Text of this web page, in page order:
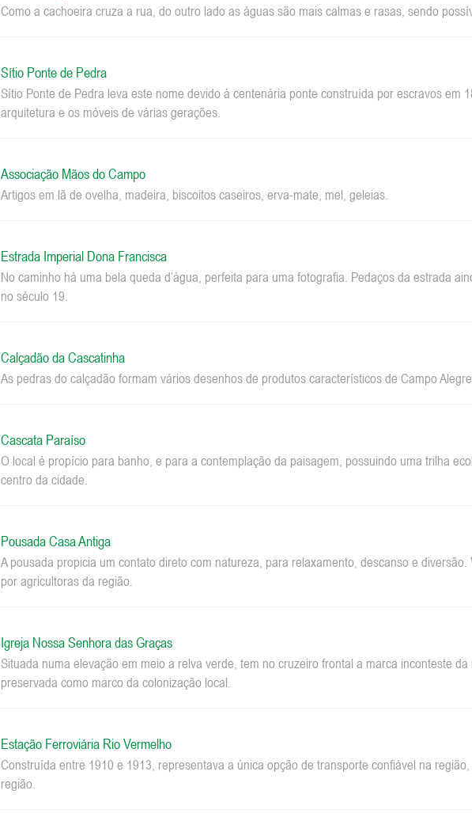
Como a cachoeira cruza a rua, do outro lado as águas são mais calmas e rasas, sendo
Sítio Ponte de Pedra
Sítio Ponte de Pedra leva este nome devido à centenária ponte construída por escravos em
arquitetura e os móveis de várias gerações.
Associação Mãos do Campo
Artigos em lã de ovelha, madeira, biscoitos caseiros, erva-mate, mel, geleias.
Estrada Imperial Dona Francisca
No caminho há uma bela queda d’água, perfeita para uma fotografia. Pedaços da estrada
no século 19.
Calçadão da Cascatinha
As pedras do calçadão formam vários desenhos de produtos característicos de Campo
Cascata Paraíso
O local é propício para banho, e para a contemplação da paisagem, possuindo uma trilha
centro da cidade.
Pousada Casa Antiga
A pousada propicia um contato direto com natureza, para relaxamento, descanso e
por agricultoras da região.
Igreja Nossa Senhora das Graças
Situada numa elevação em meio a relva verde, tem no cruzeiro frontal a marca inconteste
preservada como marco da colonização local.
Estação Ferroviária Rio Vermelho
Construída entre 1910 e 1913, representava a única opção de transporte confiável na
região.